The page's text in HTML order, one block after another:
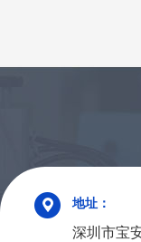
地址：
深圳市宝